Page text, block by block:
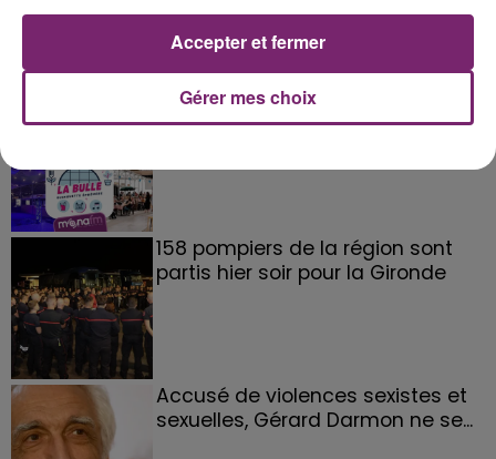
La Bulle - Guinguette éphémère
de Frelinghien !
158 pompiers de la région sont
partis hier soir pour la Gironde
Accusé de violences sexistes et
sexuelles, Gérard Darmon ne se...
Gérer mes choix
Accepter et fermer